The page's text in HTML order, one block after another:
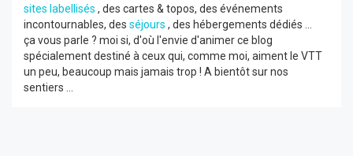
sites labellisés , des cartes & topos, des événements
incontournables, des séjours , des hébergements dédiés ...
ça vous parle ? moi si, d'où l'envie d'animer ce blog
spécialement destiné à ceux qui, comme moi, aiment le VTT
un peu, beaucoup mais jamais trop ! A bientôt sur nos
sentiers ...